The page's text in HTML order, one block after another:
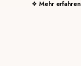
Mehr erfahren